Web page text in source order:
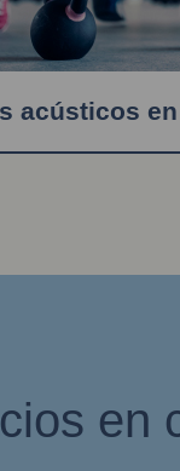
acústicos en
en